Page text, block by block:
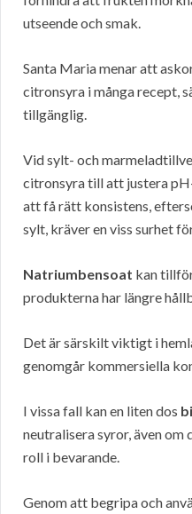
utseende och smak.
Santa Maria menar att
citronsyra i många recept,
tillgänglig.
Vid sylt- och
citronsyra till att justera
att få rätt konsistens,
sylt, kräver en viss surhet
Natriumbensoat kan
produkterna har längre
Det är särskilt viktigt i
genomgår kommersiella
I vissa fall kan en liten dos
neutralisera syror, även om
roll i bevarande.
Genom att begripa och